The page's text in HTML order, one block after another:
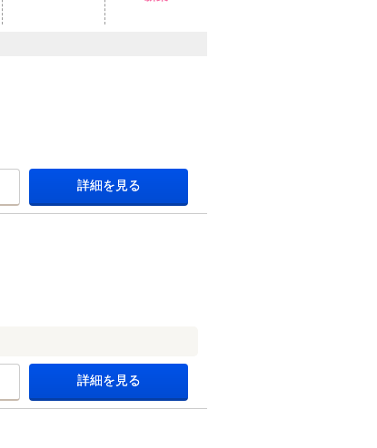
詳細を見る
詳細を見る